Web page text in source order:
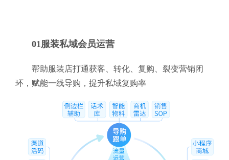
01服装私域会员运营
帮助服装店打通获客、转化、复购、裂变营销闭
环，赋能一线导购，提升私域复购率